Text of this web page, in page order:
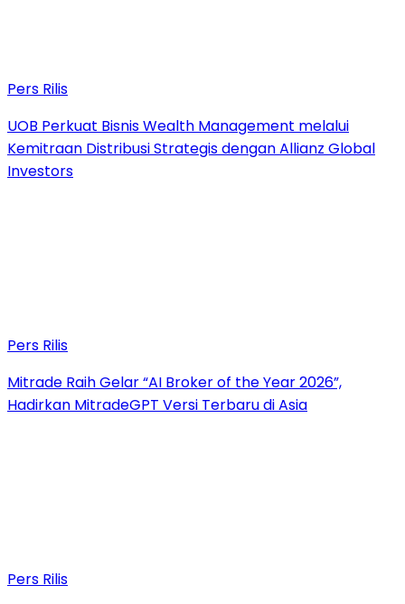
Pers Rilis
UOB Perkuat Bisnis Wealth Management melalui
Kemitraan Distribusi Strategis dengan Allianz Global
Investors
Pers Rilis
Mitrade Raih Gelar “AI Broker of the Year 2026”,
Hadirkan MitradeGPT Versi Terbaru di Asia
Pers Rilis